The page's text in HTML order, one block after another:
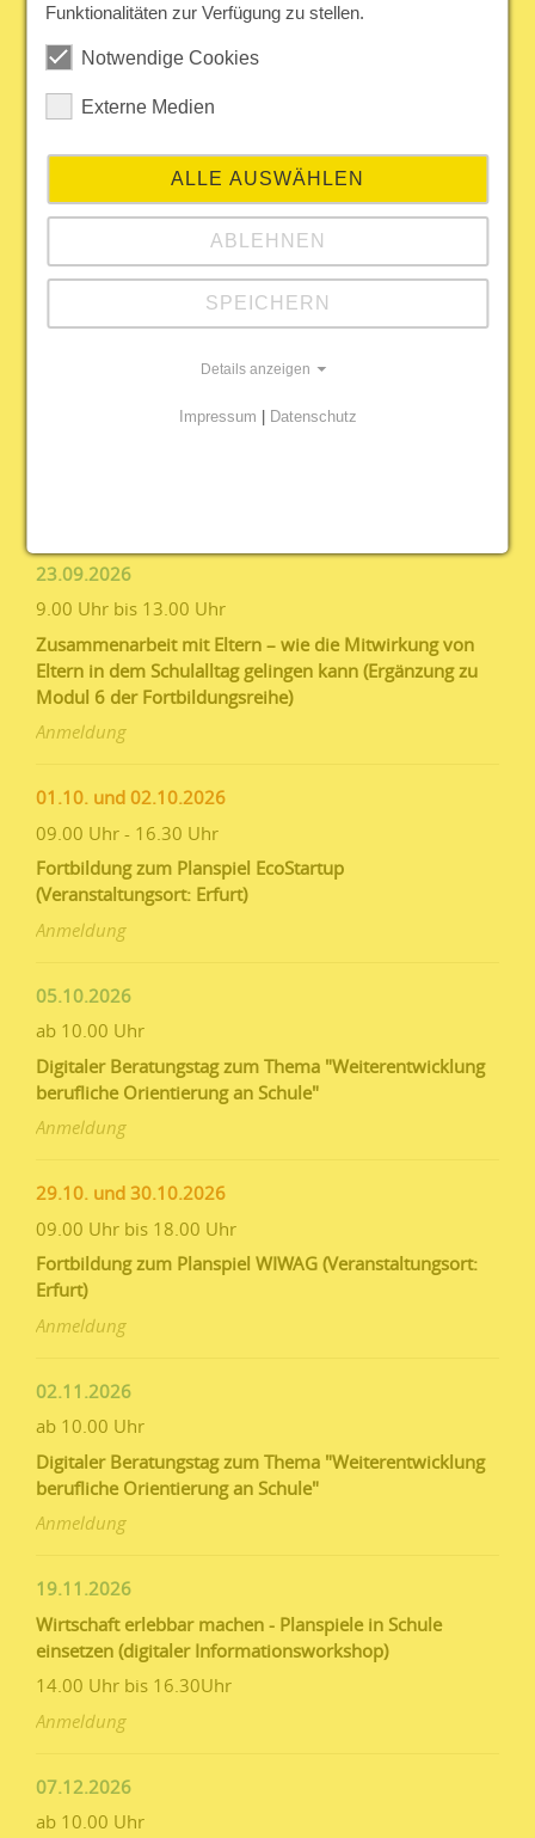
10.00 Uhr - 12.00 Uhr
Digitaler Vorbereitungsworkshop zur Zertifizierung mit
dem Berufswahl-SIEGEL
Anmeldung
ab 10.00 Uhr
Digitaler Beratungstag zum Thema "Weiterentwicklung
berufliche Orientierung an Schule"
9.00 Uhr bis 13.00 Uhr
23.09.2026
9.00 Uhr bis 13.00 Uhr
Zusammenarbeit mit Eltern – wie die Mitwirkung von
Eltern in dem Schulalltag gelingen kann (Ergänzung zu
Modul 6 der Fortbildungsreihe)
Anmeldung
01.10. und 02.10.2026
09.00 Uhr - 16.30 Uhr
Fortbildung zum Planspiel EcoStartup
(Veranstaltungsort: Erfurt)
Anmeldung
05.10.2026
ab 10.00 Uhr
Digitaler Beratungstag zum Thema "Weiterentwicklung
berufliche Orientierung an Schule"
Anmeldung
29.10. und 30.10.2026
09.00 Uhr bis 18.00 Uhr
Fortbildung zum Planspiel WIWAG (Veranstaltungsort:
Erfurt)
Anmeldung
02.11.2026
ab 10.00 Uhr
Digitaler Beratungstag zum Thema "Weiterentwicklung
berufliche Orientierung an Schule"
Anmeldung
19.11.2026
Wirtschaft erlebbar machen - Planspiele in Schule
einsetzen (digitaler Informationsworkshop)
14.00 Uhr bis 16.30Uhr
Anmeldung
07.12.2026
ab 10.00 Uhr
Funktionalitäten zur Verfügung zu stellen.
Notwendige Cookies
Externe Medien
ALLE AUSWÄHLEN
ABLEHNEN
SPEICHERN
Details anzeigen
Impressum Datenschutz